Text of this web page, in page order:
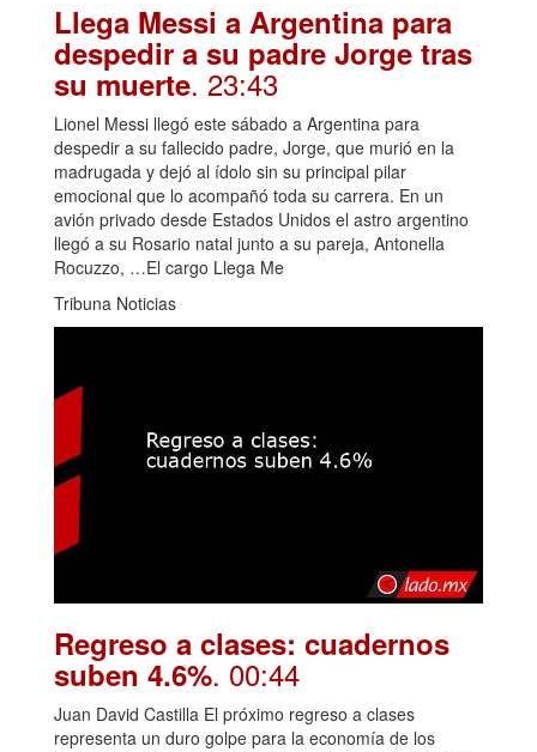
Llega Messi a Argentina para
despedir a su padre Jorge tras
su muerte. 23:43
Lionel Messi llegó este sábado a Argentina para
despedir a su fallecido padre, Jorge, que murió en la
madrugada y dejó al ídolo sin su principal pilar
emocional que lo acompañó toda su carrera. En un
avión privado desde Estados Unidos el astro argentino
llegó a su Rosario natal junto a su pareja, Antonella
Rocuzzo, …El cargo Llega Me
Tribuna Noticias
Regreso a clases: cuadernos
suben 4.6%. 00:44
Juan David Castilla El próximo regreso a clases
representa un duro golpe para la economía de los